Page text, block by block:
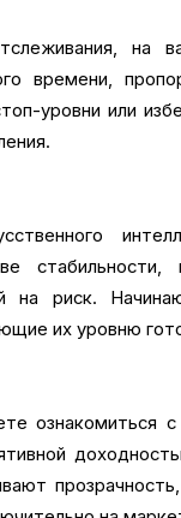
на
времени,
уровни или
стабильности,
риск.
их уровню
ознакомиться с